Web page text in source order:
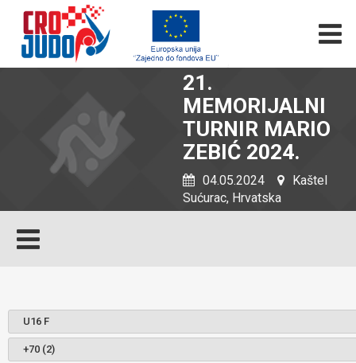
21.
MEMORIJALNI
TURNIR MARIO
ZEBIĆ 2024.
04.05.2024
Kaštel
Sućurac, Hrvatska